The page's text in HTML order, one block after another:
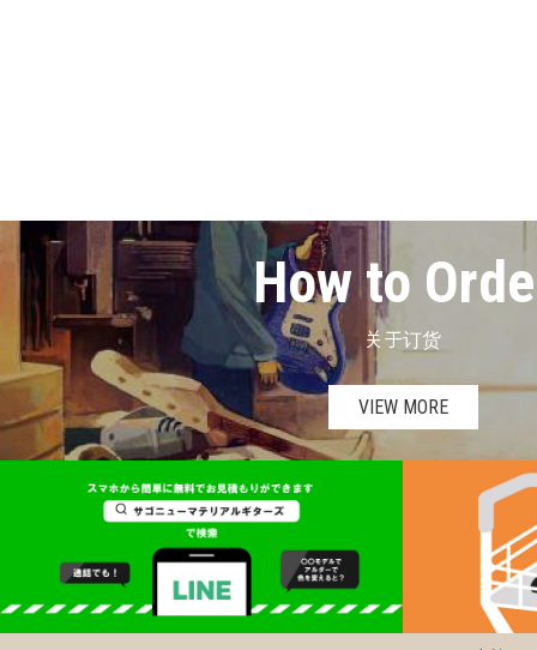
How to
关于订货
VIEW MORE